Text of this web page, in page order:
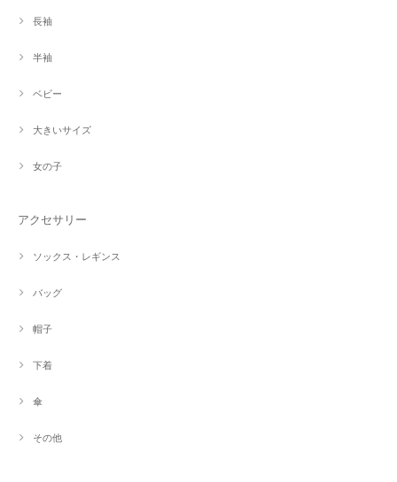
長袖
半袖
ベビー
大きいサイズ
女の子
アクセサリー
ソックス・レギンス
バッグ
帽子
下着
傘
その他